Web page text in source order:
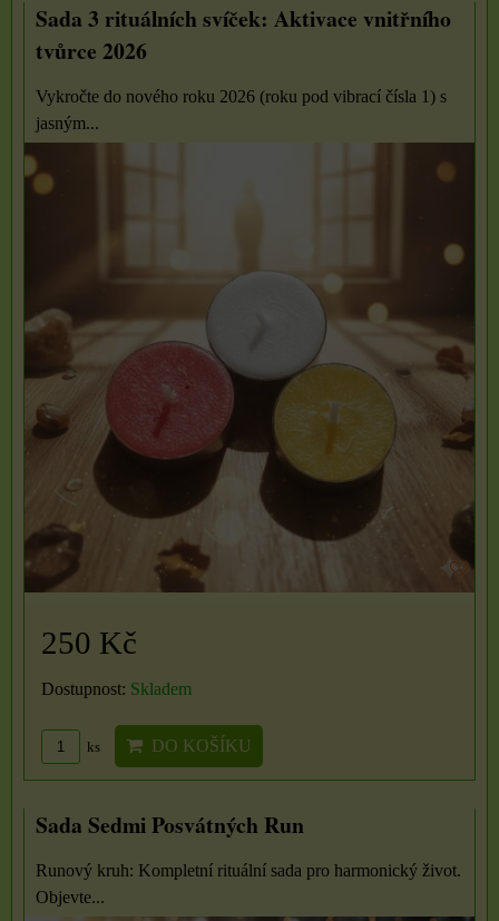
Sada 3 rituálních svíček: Aktivace vnitřního
tvůrce 2026
Vykročte do nového roku 2026 (roku pod vibrací čísla 1) s
jasným...
250 Kč
Dostupnost: Skladem
ks DO KOŠÍKU
Sada Sedmi Posvátných Run
Runový kruh: Kompletní rituální sada pro harmonický život.
Objevte...